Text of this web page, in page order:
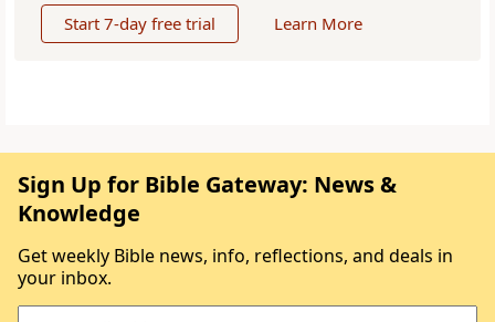
Start 7-day free trial Learn More
Sign Up for Bible Gateway: News &
Knowledge
Get weekly Bible news, info, reflections, and deals in
your inbox.